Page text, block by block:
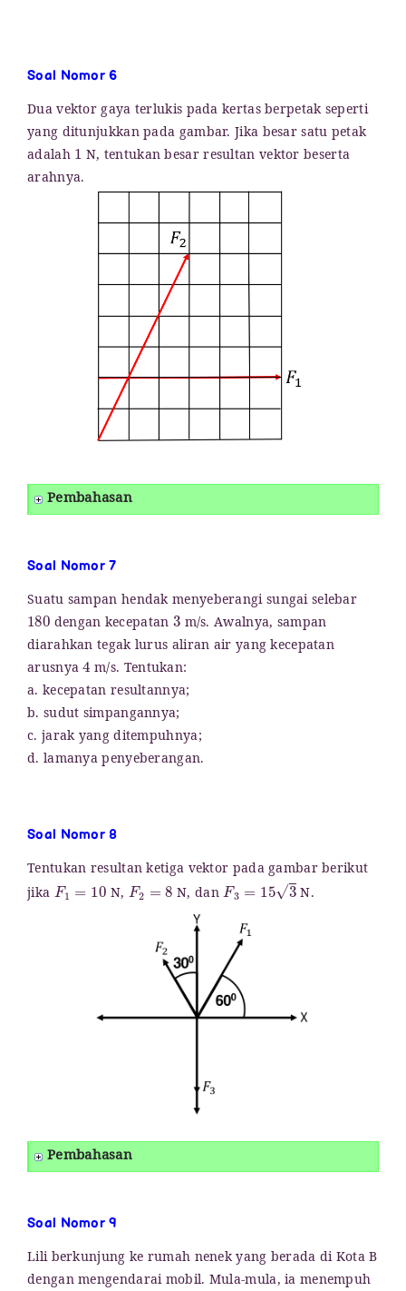
Soal Nomor 6
Dua vektor gaya terlukis pada kertas berpetak seperti
yang ditunjukkan pada gambar. Jika besar satu petak
adalah1N, tentukan besar resultan vektor beserta
arahnya.
Pembahasan
Soal Nomor 7
Suatu sampan hendak menyeberangi sungai selebar
180dengan kecepatan3m/s. Awalnya, sampan
diarahkan tegak lurus aliran air yang kecepatan
arusnya4m/s. Tentukan:
a. kecepatan resultannya;
b. sudut simpangannya;
c. jarak yang ditempuhnya;
d. lamanya penyeberangan.
Soal Nomor 8
Tentukan resultan ketiga vektor pada gambar berikut
jikaF1=10 N, F2=8 N, danF3=153 N.
Pembahasan
Soal Nomor 9
Lili berkunjung ke rumah nenek yang berada di Kota B
dengan mengendarai mobil. Mula-mula, ia menempuh